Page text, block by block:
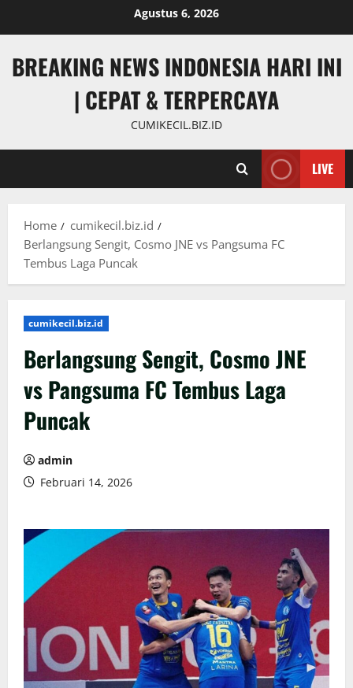
Agustus 6, 2026
BREAKING NEWS INDONESIA HARI INI
| CEPAT & TERPERCAYA
CUMIKECIL.BIZ.ID
LIVE
Home
cumikecil.biz.id
Berlangsung Sengit, Cosmo JNE vs Pangsuma FC
Tembus Laga Puncak
cumikecil.biz.id
Berlangsung Sengit, Cosmo JNE
vs Pangsuma FC Tembus Laga
Puncak
admin
Februari 14, 2026